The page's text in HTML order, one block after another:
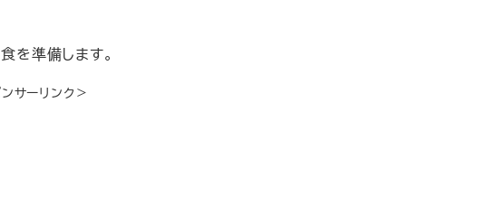
を準備します。
サーリンク＞